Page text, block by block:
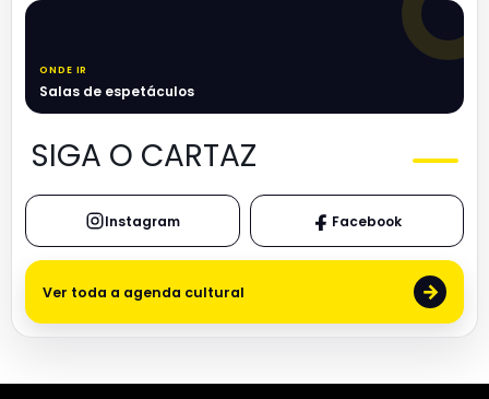
ONDE IR
Salas de espetáculos
SIGA O CARTAZ
Instagram Facebook
Ver toda a agenda cultural →